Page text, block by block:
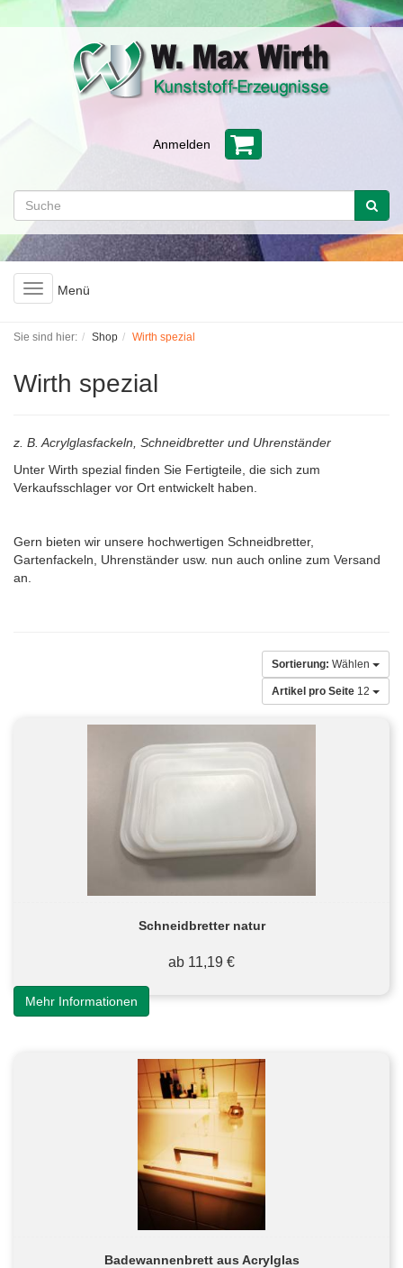
Anmelden
Toggle
navigation
Menü
Sie sind hier: Shop Wirth spezial
Wirth spezial
z. B. Acrylglasfackeln, Schneidbretter und Uhrenständer
Unter Wirth spezial finden Sie Fertigteile, die sich zum
Verkaufsschlager vor Ort entwickelt haben.
Gern bieten wir unsere hochwertigen Schneidbretter,
Gartenfackeln, Uhrenständer usw. nun auch online zum Versand
an.
Sortierung: Wählen
Artikel pro Seite 12
Schneidbretter natur
ab 11,19 €
Mehr Informationen
Badewannenbrett aus Acrylglas